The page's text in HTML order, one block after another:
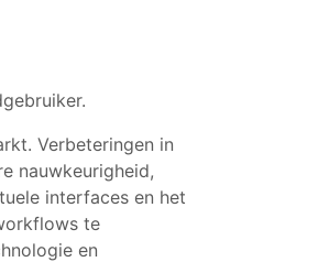
Verbeteringen in
nauwkeurigheid,
interfaces en het
te
en